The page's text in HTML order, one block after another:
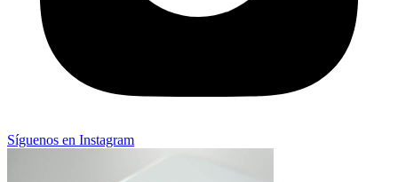
Síguenos en Instagram